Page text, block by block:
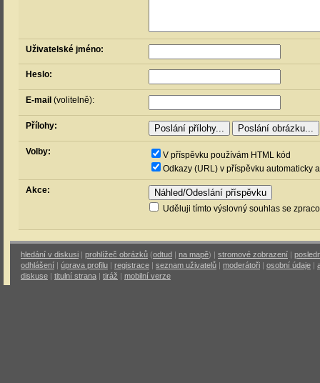
Uživatelské jméno:
Heslo:
E-mail (volitelně):
Přílohy:
Volby:
V příspěvku používám HTML kód
Odkazy (URL) v příspěvku automaticky
Akce:
Uděluji tímto výslovný souhlas se
hledání v diskusi | prohlížeč obrázků (odtud | na mapě) | stromové zobrazení |
odhlášení | úprava profilu | registrace | seznam uživatelů | moderátoři | osobní údaje |
diskuse | titulní strana | tiráž | mobilní verze